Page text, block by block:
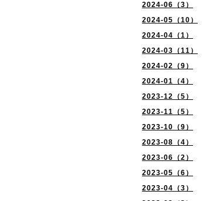
2024-06（3）
2024-05（10）
2024-04（1）
2024-03（11）
2024-02（9）
2024-01（4）
2023-12（5）
2023-11（5）
2023-10（9）
2023-08（4）
2023-06（2）
2023-05（6）
2023-04（3）